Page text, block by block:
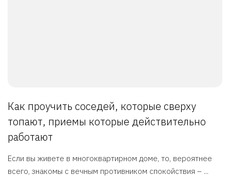
Как проучить соседей, которые сверху
топают, приемы которые действительно
работают
Если вы живете в многоквартирном доме, то, вероятнее
всего, знакомы с вечным противником спокойствия – ...